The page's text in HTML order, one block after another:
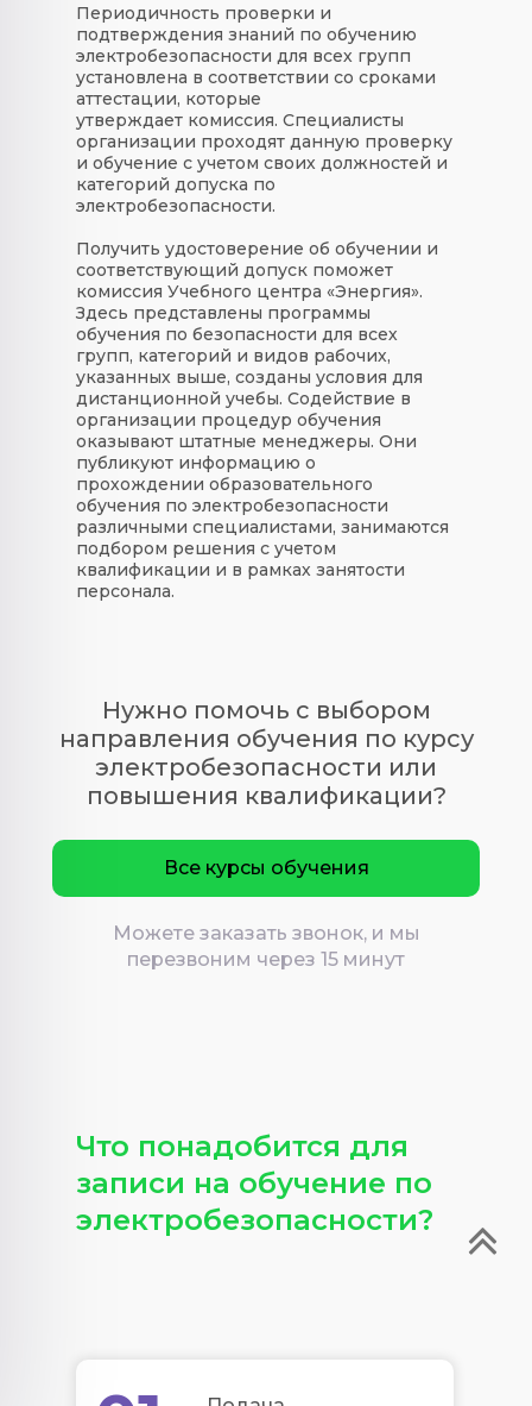
Периодичность проверки и
подтверждения знаний по обучению
электробезопасности для всех групп
установлена в соответствии со сроками
аттестации, которые
утверждает комиссия. Специалисты
организации проходят данную проверку
и обучение с учетом своих должностей и
категорий допуска по
электробезопасности.
Получить удостоверение об обучении и
соответствующий допуск поможет
комиссия Учебного центра «Энергия».
Здесь представлены программы
обучения по безопасности для всех
групп, категорий и видов рабочих,
указанных выше, созданы условия для
дистанционной учебы. Содействие в
организации процедур обучения
оказывают штатные менеджеры. Они
публикуют информацию о
прохождении образовательного
обучения по электробезопасности
различными специалистами, занимаются
подбором решения с учетом
квалификации и в рамках занятости
персонала.
Нужно помочь с выбором
направления обучения по курсу
электробезопасности или
повышения квалификации?
Все курсы обучения
Можете заказать звонок, и мы
перезвоним через 15 минут
Что понадобится для
записи на обучение по
электробезопасности?